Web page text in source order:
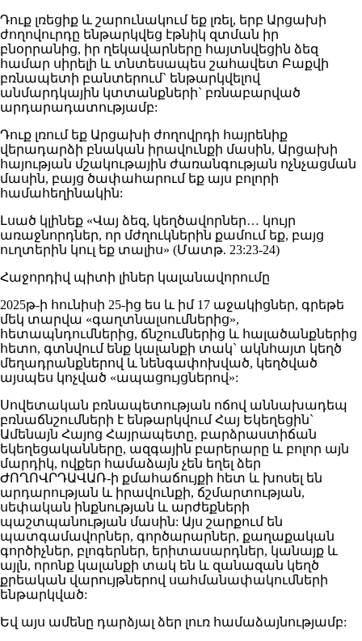
Դուք լռեցիք և շարունակում եք լռել, երբ Արցախի
ժողովուրդը ենթարկվեց էթնիկ զտման իր
բնօրրանից, իր ղեկավարները հայտնվեցին ձեզ
համար սիրելի և տնտեսապես շահավետ Բաքվի
բռնապետի բանտերում` ենթարկվելով
անմարդկային կտտանքների` բռնաբարված
արդարադատությամբ:
Դուք լռում եք Արցախի ժողովրդի հայրենիք
վերադարձի բնական իրավունքի մասին, Արցախի
հայության մշակութային ժառանգության ոչնչացման
մասին, բայց ծափահարում եք այս բոլորի
համահեղինակին:
Լսած կլինեք «Վայ ձեզ, կեղծավորներ… կույր
առաջնորդներ, որ մժղուկներին քամում եք, բայց
ուղտերին կուլ եք տալիս» (Մատթ. 23:23-24)
Հաջորդիվ պիտի լիներ կալանավորումը
2025թ-ի հունիսի 25-ից ես և իմ 17 աջակիցներ, գրեթե
մեկ տարվա «գաղտնալսումներից»,
հետապնդումներից, ճնշումներից և հալածանքներից
հետո, գտնվում ենք կալանքի տակ` ակնհայտ կեղծ
մեղադրանքներով և նենգափոխված, կեղծված
այսպես կոչված «ապացույցներով»:
Սովետական բռնապետության ոճով աննախադեպ
բռնաճնշումների է ենթարկվում Հայ Եկեղեցին`
Ամենայն Հայոց Հայրապետը, բարձրաստիճան
եկեղեցականները, ազգային բարերարը և բոլոր այն
մարդիկ, ովքեր համաձայն չեն եղել ձեր
ԺՈՂՈՎՐԴԱՎԱՌ-ի քմահաճույքի հետ և խոսել են
արդարության և իրավունքի, ճշմարտության,
սեփական ինքնության և արժեքների
պաշտպանության մասին: Այս շարքում են
պատգամավորներ, գործարարներ, քաղաքական
գործիչներ, բլոգերներ, երիտասարդներ, կանայք և
այլն, որոնք կալանքի տակ են և զանազան կեղծ
քրեական վարույթներով սահմանափակումների
ենթարկված:
Եվ այս ամենը դարձյալ ձեր լուռ համաձայնությամբ: